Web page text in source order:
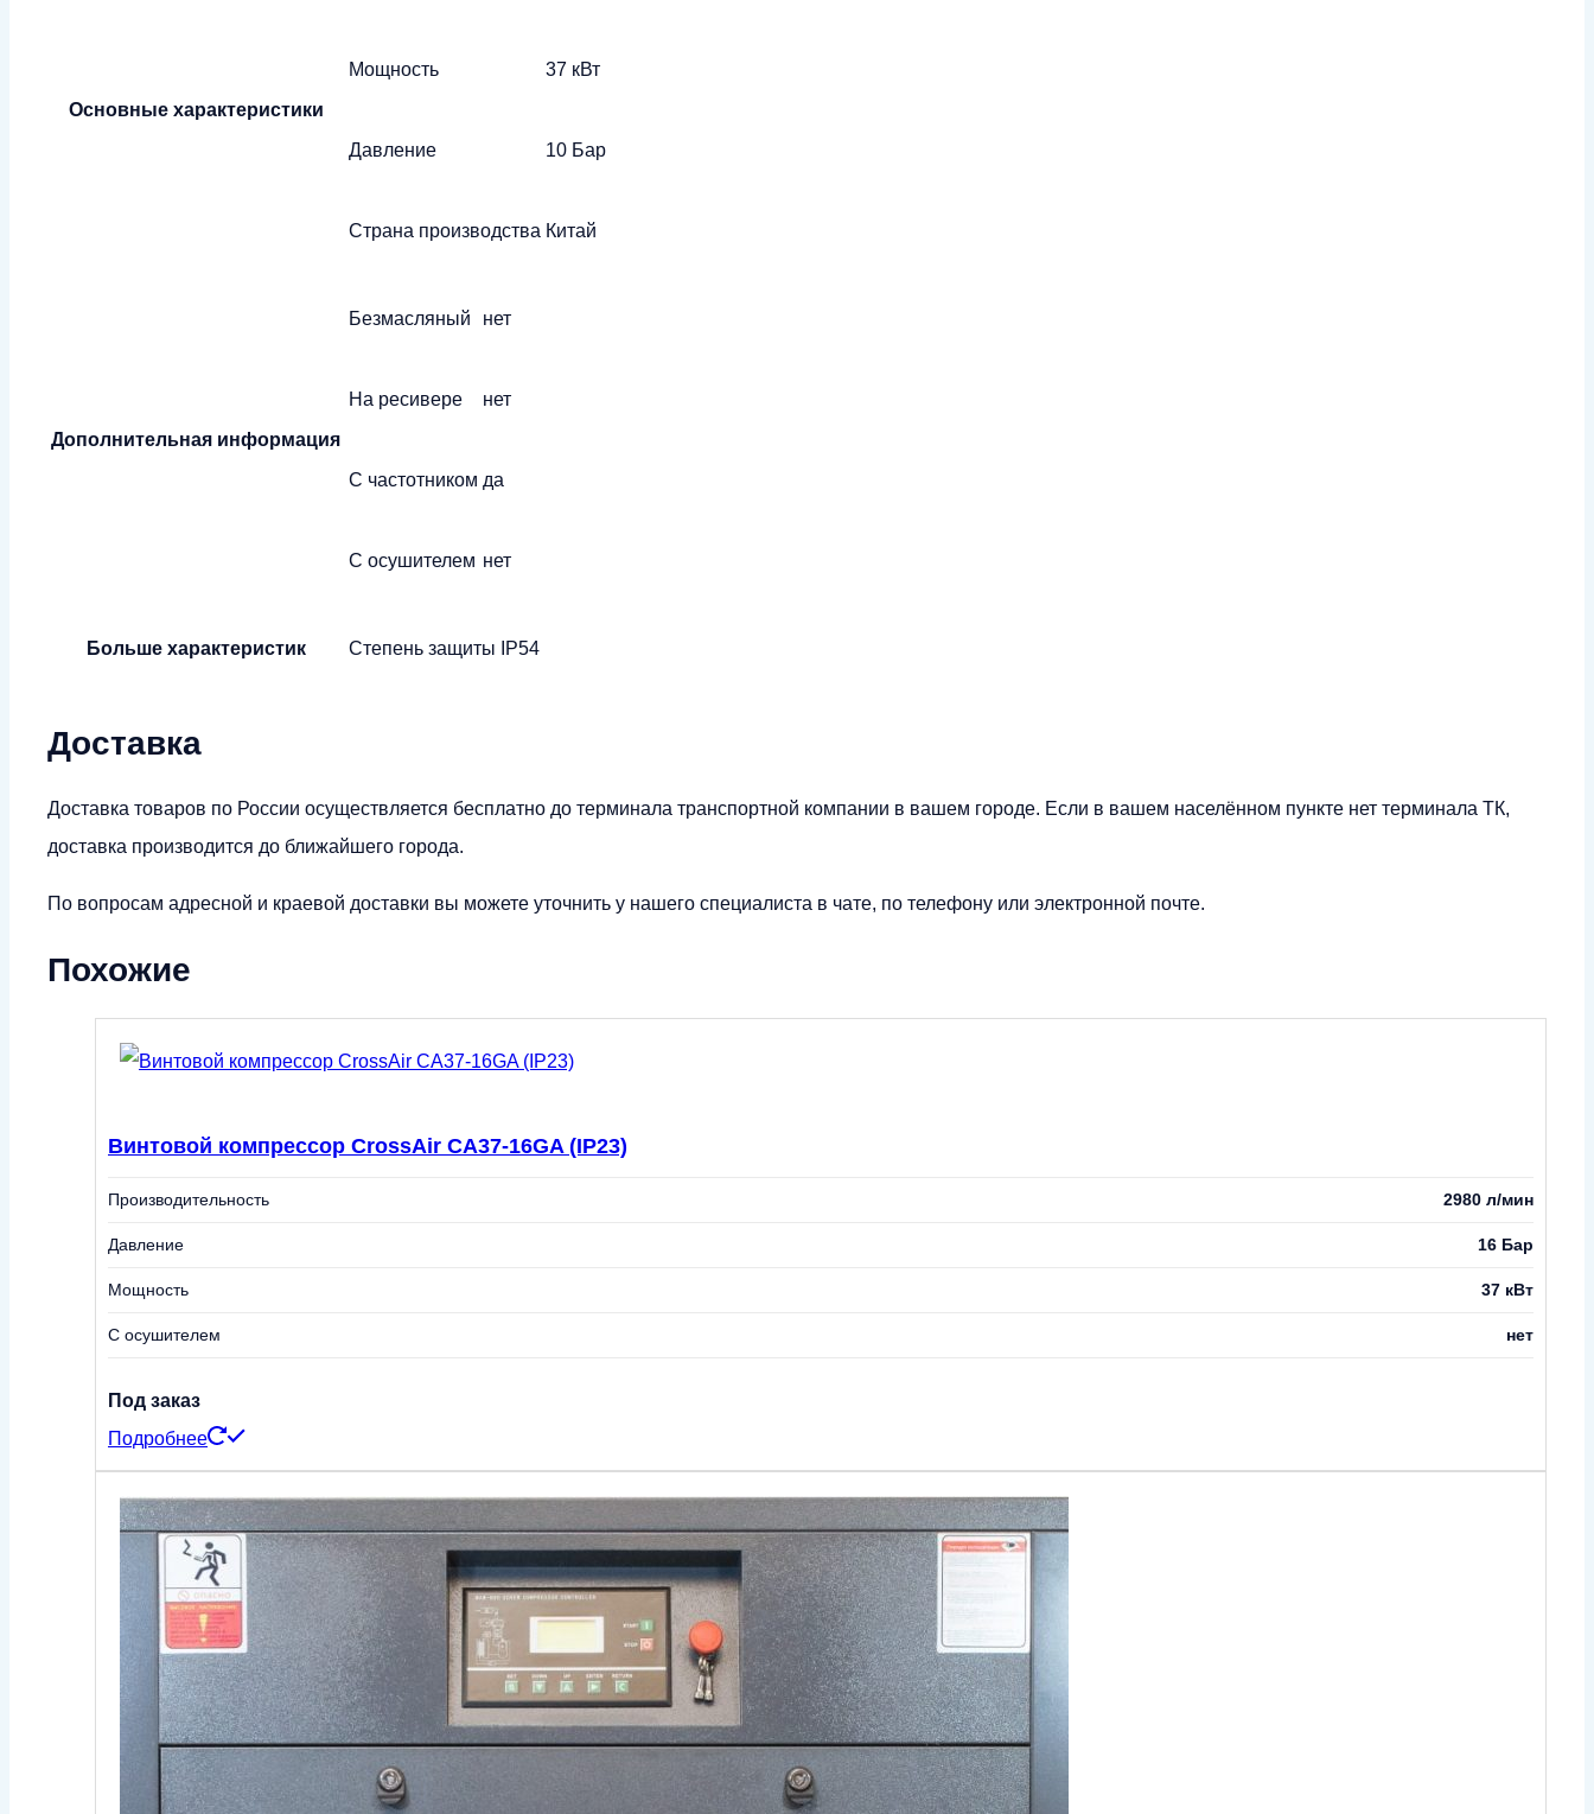
Основные характеристики
Мощность 37 кВт
Давление 10 Бар
Страна производства Китай
Дополнительная информация
Безмасляный нет
На ресивере нет
С частотником да
С осушителем нет
Больше характеристик Степень защиты IP54
Доставка
Доставка товаров по России осуществляется бесплатно до терминала транспортной компании в вашем городе. Если в вашем населённом пункте нет терминала ТК,
доставка производится до ближайшего города.
По вопросам адресной и краевой доставки вы можете уточнить у нашего специалиста в чате, по телефону или электронной почте.
Похожие
Винтовой компрессор CrossAir CA37-16GA (IP23)
Производительность 2980 л/мин
Давление 16 Бар
Мощность 37 кВт
С осушителем нет
Под заказ
Подробнее